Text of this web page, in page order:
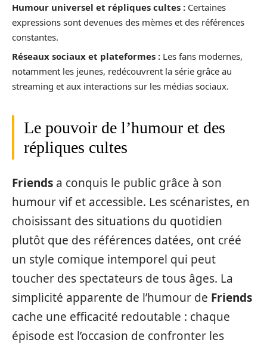
Humour universel et répliques cultes : Certaines
expressions sont devenues des mèmes et des références
constantes.
Réseaux sociaux et plateformes : Les fans modernes,
notamment les jeunes, redécouvrent la série grâce au
streaming et aux interactions sur les médias sociaux.
Le pouvoir de l’humour et des
répliques cultes
Friends a conquis le public grâce à son
humour vif et accessible. Les scénaristes, en
choisissant des situations du quotidien
plutôt que des références datées, ont créé
un style comique intemporel qui peut
toucher des spectateurs de tous âges. La
simplicité apparente de l’humour de Friends
cache une efficacité redoutable : chaque
épisode est l’occasion de confronter les